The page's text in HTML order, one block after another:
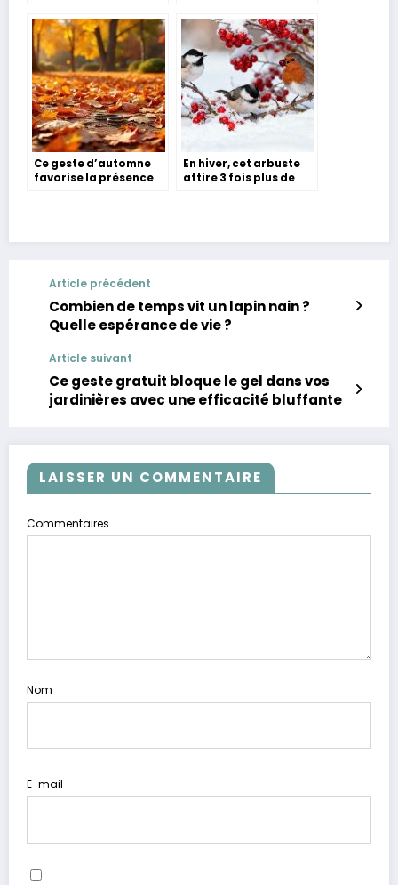
votre jardin cet hiver ?
votre potimarron ?
Ce geste d’automne
favorise la présence
En hiver, cet arbuste
attire 3 fois plus de
Article précédent
Combien de temps vit un lapin nain ?
Quelle espérance de vie ?
Article suivant
Ce geste gratuit bloque le gel dans vos
jardinières avec une efficacité bluffante
LAISSER UN COMMENTAIRE
Commentaires
Nom
E-mail